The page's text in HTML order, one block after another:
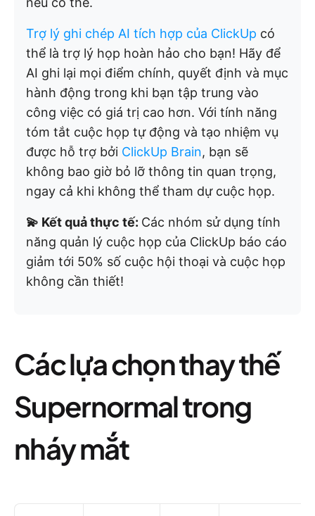
Trợ lý ghi chép AI tích hợp của ClickUp có
thể là trợ lý họp hoàn hảo cho bạn! Hãy để
AI ghi lại mọi điểm chính, quyết định và mục
hành động trong khi bạn tập trung vào
công việc có giá trị cao hơn. Với tính năng
tóm tắt cuộc họp tự động và tạo nhiệm vụ
được hỗ trợ bởi ClickUp Brain, bạn sẽ
không bao giờ bỏ lỡ thông tin quan trọng,
ngay cả khi không thể tham dự cuộc họp.
💫 Kết quả thực tế: Các nhóm sử dụng tính
năng quản lý cuộc họp của ClickUp báo cáo
giảm tới 50% số cuộc hội thoại và cuộc họp
không cần thiết!
Các lựa chọn thay thế
Supernormal trong
nháy mắt